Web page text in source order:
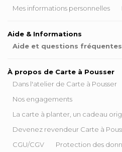
Mes informations personnelles
Aide & Informations
Aide et questions fréquentes
À propos de Carte à Pousser
Dans l'atelier de Carte à Pousser
Nos engagements
La carte à planter, un cadeau
Devenez revendeur Carte à
CGU/CGV
Protection des